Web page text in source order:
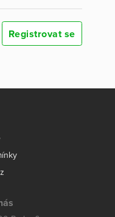
Registrovat se